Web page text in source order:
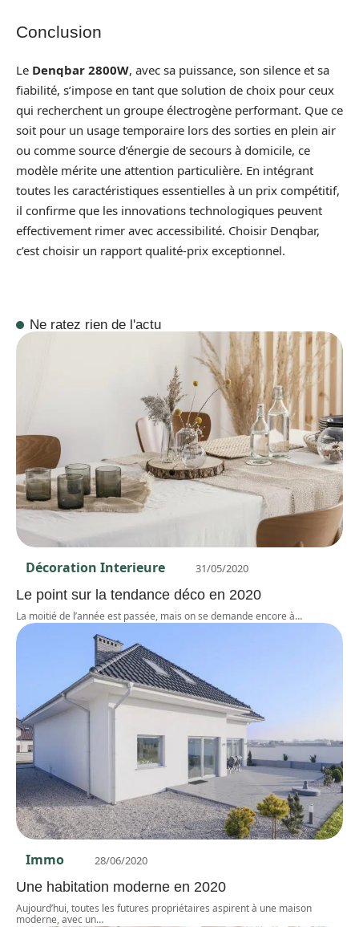
Conclusion
Le Denqbar 2800W, avec sa puissance, son silence et sa
fiabilité, s’impose en tant que solution de choix pour ceux
qui recherchent un groupe électrogène performant. Que ce
soit pour un usage temporaire lors des sorties en plein air
ou comme source d’énergie de secours à domicile, ce
modèle mérite une attention particulière. En intégrant
toutes les caractéristiques essentielles à un prix compétitif,
il confirme que les innovations technologiques peuvent
effectivement rimer avec accessibilité. Choisir Denqbar,
c’est choisir un rapport qualité-prix exceptionnel.
Ne ratez rien de l'actu
Décoration Interieure 31/05/2020
Le point sur la tendance déco en 2020
La moitié de l’année est passée, mais on se demande encore à…
Immo 28/06/2020
Une habitation moderne en 2020
Aujourd’hui, toutes les futures propriétaires aspirent à une maison
moderne, avec un…